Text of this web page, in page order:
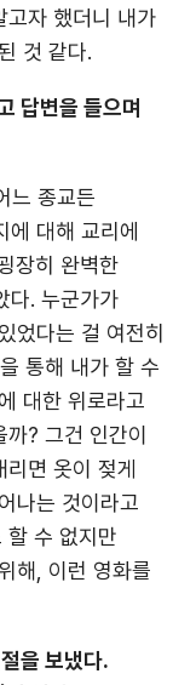
고자 했더니 내가
것 같다.
답변을 들으며
느 종교든
에 대해 교리에
장히 완벽한
다. 누군가가
었다는 걸 여전히
통해 내가 할 수
대한 위로라고
? 그건 인간이
리면 옷이 젖게
나는 것이라고
할 수 없지만
해, 이런 영화를
을 보냈다.